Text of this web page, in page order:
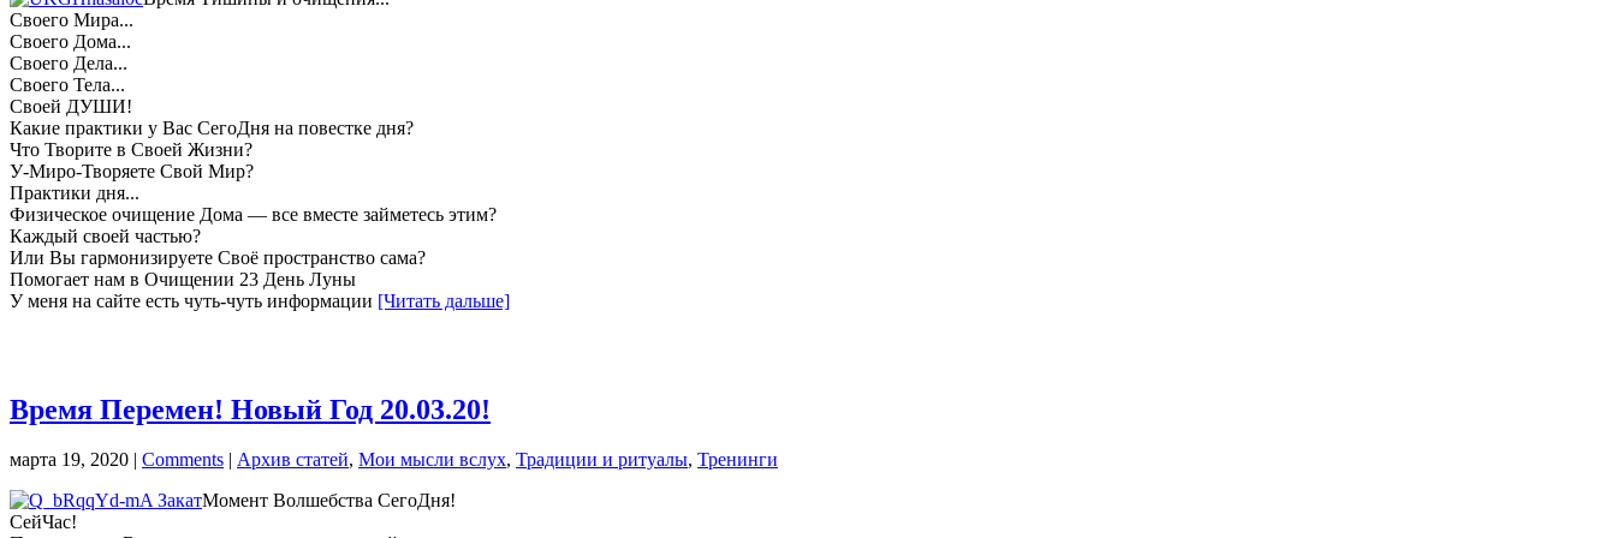
Своего Мира...
Своего Дома...
Своего Дела...
Своего Тела...
Своей ДУШИ!
Какие практики у Вас СегоДня на повестке дня?
Что Творите в Своей Жизни?
У-Миро-Творяете Свой Мир?
Практики дня...
Физическое очищение Дома — все вместе займетесь этим?
Каждый своей частью?
Или Вы гармонизируете Своё пространство сама?
Помогает нам в Очищении 23 День Луны
У меня на сайте есть чуть-чуть информации [Читать дальше]
Время Перемен! Новый Год 20.03.20!
марта 19, 2020 | Comments | Архив статей, Мои мысли вслух, Традиции и ритуалы, Тренинги
Момент Волшебства СегоДня!
СейЧас!